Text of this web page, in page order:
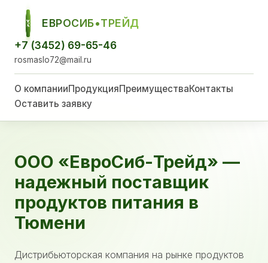
ЕСТ
ЕВРОСИБ•ТРЕЙД
+7 (3452) 69-65-46
rosmaslo72@mail.ru
О компанииПродукцияПреимуществаКонтакты
Оставить заявку
ООО «ЕвроСиб-Трейд» —
надежный поставщик
продуктов питания в
Тюмени
Дистрибьюторская компания на рынке продуктов